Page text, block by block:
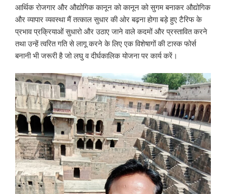
आर्थिक रोजगार और औद्योगिक कानून को कानून को सुगम बनाकर औद्योगिक
और व्यापार व्यवस्था मैं तत्काल सुधार की ओर बढ़ना होगा बड़े हुए टैरिफ के
प्रभाव प्रक्रियाओं सुधारो और उठाए जाने वाले कदमों और प्रस्तावित करने
तथा उन्हें त्वरित गति से लागू करने के लिए एक विशेषागों की टास्क फोर्स
बनानी भी जरूरी है जो लघु व दीर्घकालिक योजना पर कार्य करें।